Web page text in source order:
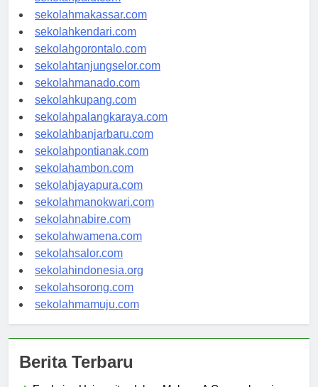
sekolahpalu.com
sekolahmakassar.com
sekolahkendari.com
sekolahgorontalo.com
sekolahtanjungselor.com
sekolahmanado.com
sekolahkupang.com
sekolahpalangkaraya.com
sekolahbanjarbaru.com
sekolahpontianak.com
sekolahambon.com
sekolahjayapura.com
sekolahmanokwari.com
sekolahnabire.com
sekolahwamena.com
sekolahsalor.com
sekolahindonesia.org
sekolahsorong.com
Berita Terbaru